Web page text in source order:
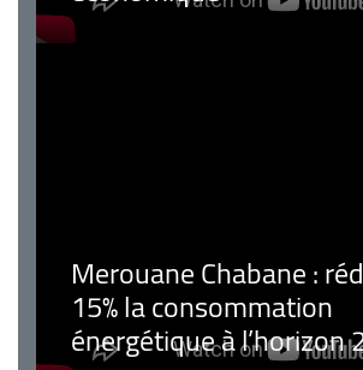
Merouane Chabane :
15% la consommation
énergétique à l’horizon